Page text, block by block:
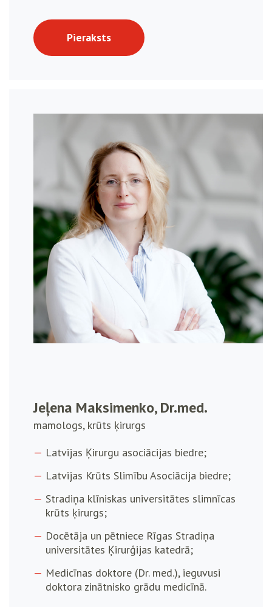
Pieraksts
Jeļena Maksimenko, Dr.med.
mamologs, krūts ķirurgs
Latvijas Ķirurgu asociācijas biedre;
Latvijas Krūts Slimību Asociācija biedre;
Stradiņa klīniskas universitātes slimnīcas
krūts ķirurgs;
Docētāja un pētniece Rīgas Stradiņa
universitātes Ķirurģijas katedrā;
Medicīnas doktore (Dr. med.), ieguvusi
doktora zinātnisko grādu medicīnā.